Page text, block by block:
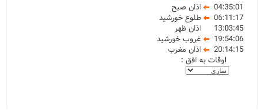
04:35:01
اذان صبح
06:11:17
طلوع خورشید
13:03:45
اذان ظهر
19:54:06
غروب خورشید
20:14:15
اذان مغرب
اوقات به افق :